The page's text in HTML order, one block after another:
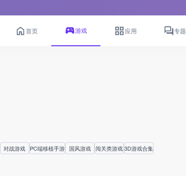
首页 游戏 应用 专题
对战游戏 PC端移植手游 国风游戏 闯关类游戏 3D游戏合集